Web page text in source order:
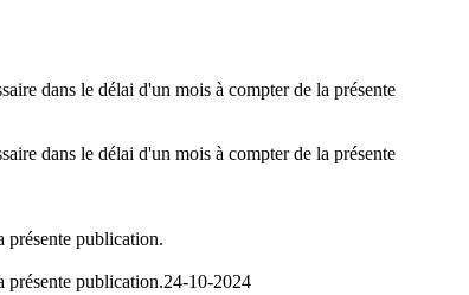
dans le délai d'un mois à compter de la présente
dans le délai d'un mois à compter de la présente
présente publication.
présente publication.24-10-2024